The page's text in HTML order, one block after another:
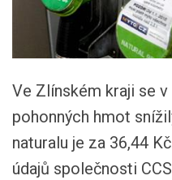
Ve Zlínském kraji se
pohonných hmot
naturalu je za 36,44
údajů společnosti